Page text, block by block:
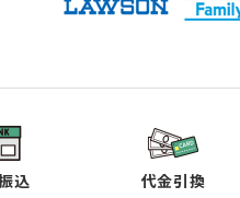
込 代金引換